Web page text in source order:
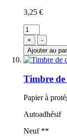
3,25 €
+
-
Ajouter au
Timbre de
Papier à
Autoadhésif
Neuf **